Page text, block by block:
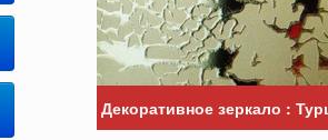
Декоративное зеркало :